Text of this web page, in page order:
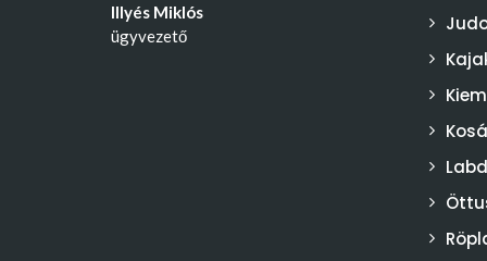
Illyés Miklós
ügyvezető